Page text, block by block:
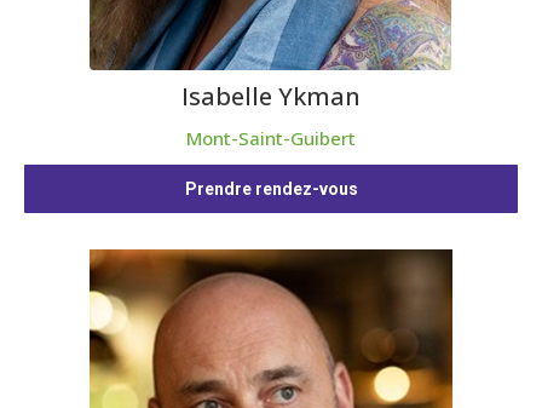
Isabelle Ykman
Mont-Saint-Guibert
Prendre rendez-vous